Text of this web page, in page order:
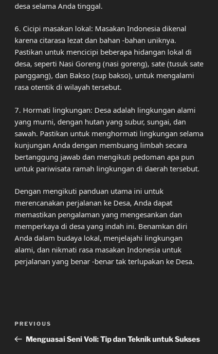
desa selama Anda tinggal.
6. Cicipi masakan lokal: Masakan Indonesia dikenal
karena citarasa lezat dan bahan -bahan uniknya.
Pastikan untuk mencicipi beberapa hidangan lokal di
desa, seperti Nasi Goreng (nasi goreng), sate (tusuk sate
panggang), dan Bakso (sup bakso), untuk mengalami
rasa otentik di wilayah tersebut.
7. Hormati lingkungan: Desa adalah lingkungan alami
yang murni, dengan hutan yang subur, sungai, dan
sawah. Pastikan untuk menghormati lingkungan selama
kunjungan Anda dengan membuang limbah secara
bertanggung jawab dan mengikuti pedoman apa pun
untuk pariwisata ramah lingkungan di daerah tersebut.
Dengan mengikuti panduan utama ini untuk
merencanakan perjalanan ke Desa, Anda dapat
memastikan pengalaman yang mengesankan dan
memperkaya di desa yang indah ini. Benamkan diri
Anda dalam budaya lokal, menjelajahi lingkungan
alami, dan nikmati rasa masakan Indonesia untuk
perjalanan yang benar -benar tak terlupakan ke Desa.
Previous
Post
PREVIOUS
Menguasai Seni Voli: Tip dan Teknik untuk Sukses